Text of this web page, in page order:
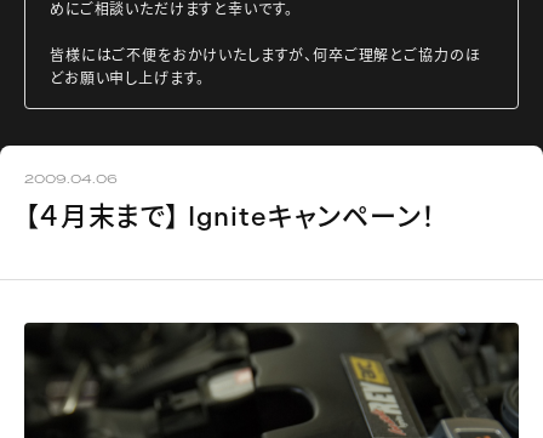
めにご相談いただけますと幸いです。
皆様にはご不便をおかけいたしますが、何卒ご理解とご協力のほ
どお願い申し上げます。
2009.04.06
【４月末まで】 Igniteキャンペーン！